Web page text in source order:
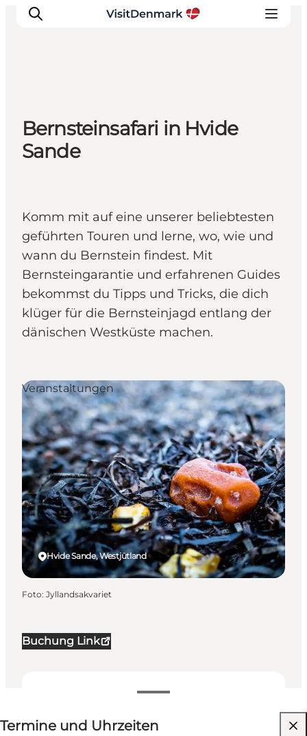
Inspiration
Regionen
Erlebnisse
Bernsteinsafari in Hvide
Sande
Komm mit auf eine unserer beliebtesten
geführten Touren und lerne, wo, wie und
wann du Bernstein findest. Mit
Bernsteingarantie und erfahrenen Guides
bekommst du Tipps und Tricks, die dich
klüger für die Bernsteinjagd entlang der
dänischen Westküste machen.
Buchung Link
Termine und Uhrzeiten
Termine und Uhrzeiten
Website besuchen
Hvide Sande, Westjütland
Veranstaltungen
Foto: Jyllandsakvariet